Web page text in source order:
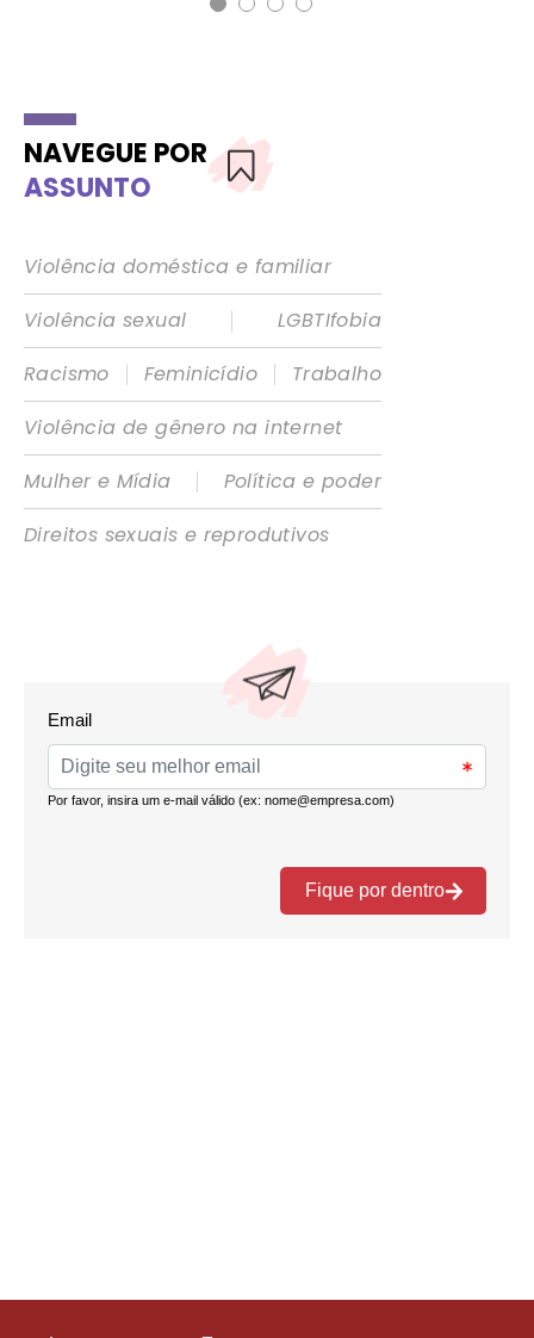
NAVEGUE POR
ASSUNTO
Violência doméstica e familiar
Violência sexual
|
LGBTIfobia
Racismo
| Feminicídio |
Trabalho
Violência de gênero na internet
Mulher e Mídia
|
Política e poder
Direitos sexuais e reprodutivos